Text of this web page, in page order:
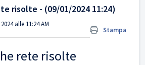
risolte - (09/01/2024 11:24)
Stampa
alle 11:24 AM
rete risolte